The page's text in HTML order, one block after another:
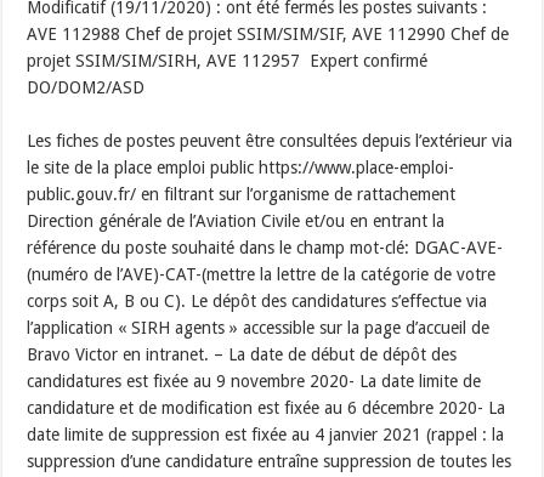
Modificatif (19/11/2020) : ont été fermés les postes suivants :
AVE 112988 Chef de projet SSIM/SIM/SIF, AVE 112990 Chef de
projet SSIM/SIM/SIRH, AVE 112957 Expert confirmé
DO/DOM2/ASD
Les fiches de postes peuvent être consultées depuis l’extérieur via
le site de la place emploi public https://www.place-emploi-
public.gouv.fr/ en filtrant sur l’organisme de rattachement
Direction générale de l’Aviation Civile et/ou en entrant la
référence du poste souhaité dans le champ mot-clé: DGAC-AVE-
(numéro de l’AVE)-CAT-(mettre la lettre de la catégorie de votre
corps soit A, B ou C). Le dépôt des candidatures s’effectue via
l’application « SIRH agents » accessible sur la page d’accueil de
Bravo Victor en intranet. – La date de début de dépôt des
candidatures est fixée au 9 novembre 2020- La date limite de
candidature et de modification est fixée au 6 décembre 2020- La
date limite de suppression est fixée au 4 janvier 2021 (rappel : la
suppression d’une candidature entraîne suppression de toutes les